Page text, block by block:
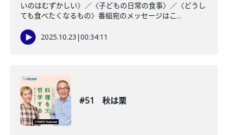
いのはむずかしい〉／〈子どもの日常の食事〉／〈どうし
ても食べたくなるもの〉番組宛のメッセージはこ...
2025.10.23 |00:34:11
#51 秋は栗